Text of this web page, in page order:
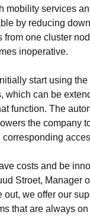
mobility services
by reducing
from one cluster
inoperative.
start using the
which can be
function. The
the company
costs and be
Stroet, Manager
out, we offer our
that are always